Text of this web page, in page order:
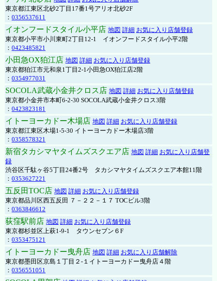
東京都江東区北砂2丁目17番1号アリオ北砂2F
： 0356537611
イオンフードスタイル小平店 地図 詳細 お気に入り店舗登録
東京都小平市小川東町2丁目12-1 イオンフードスタイル小平2階
： 0423485821
小田急OX狛江店 地図 詳細 お気に入り店舗登録
東京都狛江市元和泉1丁目2-1小田急OX狛江店2階
： 0354977031
SOCOLA武蔵小金井クロス店 地図 詳細 お気に入り店舗登録
東京都小金井市本町6-2-30 SOCOLA武蔵小金井クロス3階
： 0423823181
イトーヨーカドー木場店 地図 詳細 お気に入り店舗登録
東京都江東区木場1-5-30 イトーヨーカドー木場店3階
： 0358578321
新宿タカシマヤタイムズスクエア店 地図 詳細 お気に入り店舗登
録
渋谷区千駄ヶ谷5丁目24番2号 タカシマヤタイムズスクエア本館11階
： 0353627221
五反田TOC店 地図 詳細 お気に入り店舗登録
東京都品川区西五反田 ７－２２－１７ TOCビル3階
： 0363846612
荻窪駅前店 地図 詳細 お気に入り店舗登録
東京都杉並区上萩1-9-1 タウンセブン６F
： 0353475121
イトーヨーカドー曳舟店 地図 詳細 お気に入り店舗解除
東京都墨田区京島１丁目２-１イトーヨーカドー曳舟店４階
： 0356551051